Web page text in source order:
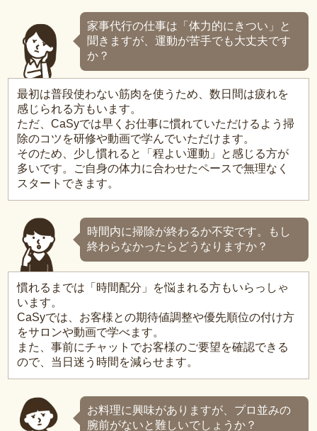
家事代行の仕事は「体力的にきつい」と
聞きますが、運動が苦手でも大丈夫です
か？
最初は普段使わない筋肉を使うため、数日間は疲れを
感じられる方もいます。
ただ、CaSyでは早くお仕事に慣れていただけるよう掃
除のコツを研修や動画で学んでいただけます。
そのため、少し慣れると「程よい運動」と感じる方が
多いです。ご自身の体力に合わせたペースで無理なく
スタートできます。
時間内に掃除が終わるか不安です。もし
終わらなかったらどうなりますか？
慣れるまでは「時間配分」を悩まれる方もいらっしゃ
います。
CaSyでは、お客様との期待値調整や優先順位の付け方
をサロンや動画で学べます。
また、事前にチャットでお客様のご要望を確認できる
ので、当日迷う時間を減らせます。
お料理に興味がありますが、プロ並みの
腕前がないと難しいでしょうか？